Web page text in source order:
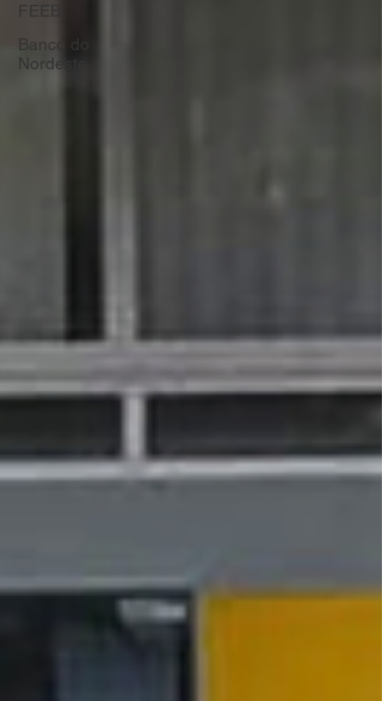
FEEB
Banco do
Nordeste